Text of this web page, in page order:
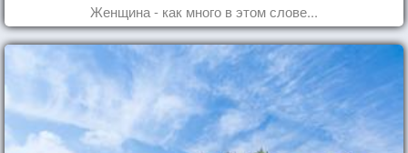
Женщина - как много в этом слове...